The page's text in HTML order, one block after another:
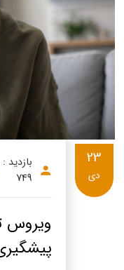
بازدید :
749
23
دی